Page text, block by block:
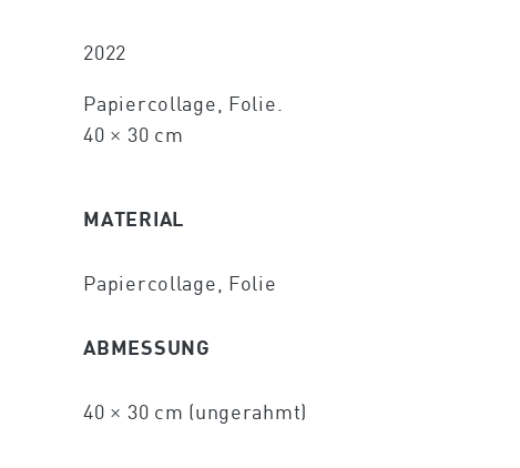
2022
Papiercollage, Folie.
40 × 30 cm
MATERIAL
Papiercollage, Folie
ABMESSUNG
40 × 30 cm (ungerahmt)